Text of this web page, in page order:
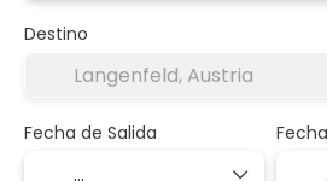
Destino
Fecha de Salida